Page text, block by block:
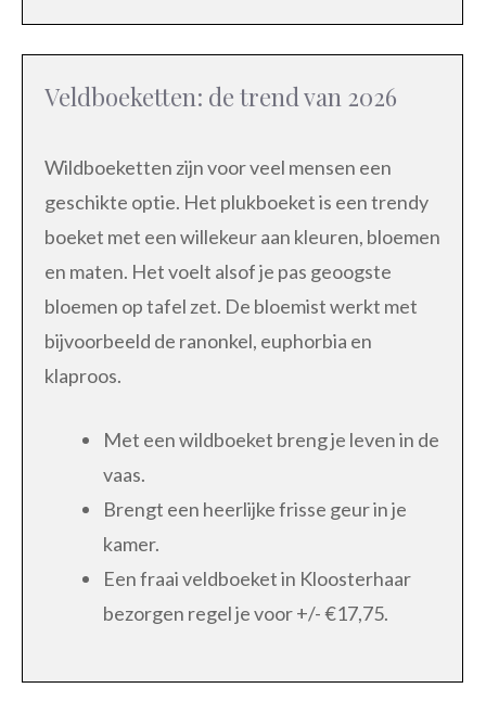
Veldboeketten: de trend van 2026
Wildboeketten zijn voor veel mensen een
geschikte optie. Het plukboeket is een trendy
boeket met een willekeur aan kleuren, bloemen
en maten. Het voelt alsof je pas geoogste
bloemen op tafel zet. De bloemist werkt met
bijvoorbeeld de ranonkel, euphorbia en
klaproos.
Met een wildboeket breng je leven in de
vaas.
Brengt een heerlijke frisse geur in je
kamer.
Een fraai veldboeket in Kloosterhaar
bezorgen regel je voor +/- €17,75.